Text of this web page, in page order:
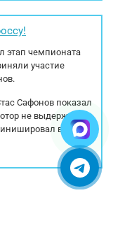
этап чемпионата
участие
Сафонов показал
не выдержал —
вторым.